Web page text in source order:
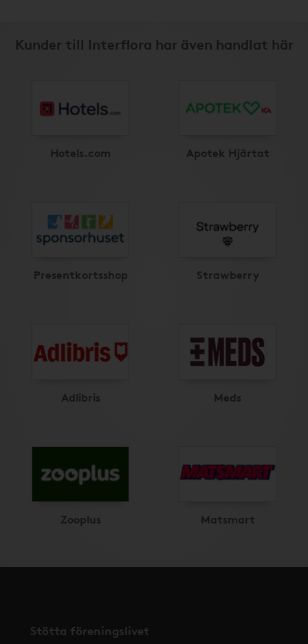
Kunder till Interflora har även handlat här
Hotels.com Apotek Hjärtat
Presentkortsshop Strawberry
Adlibris Meds
Zooplus Matsmart
Stötta föreningslivet